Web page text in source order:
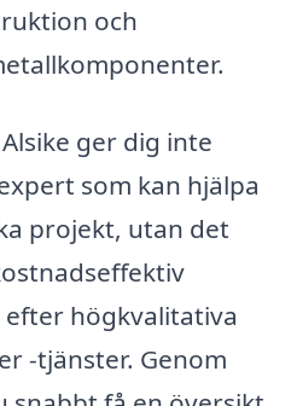
och
ger dig inte
som kan hjälpa
projekt, utan det
högkvalitativa
-tjänster. Genom